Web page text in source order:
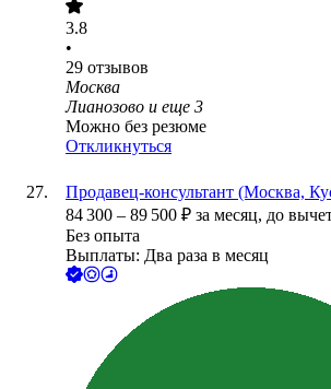
3.8
•
29 отзывов
Москва
Лианозово и еще 3
Можно без резюме
Откликнуться
Продавец-консультант (Москва,
84 300 – 89 500 ₽ за месяц, до
Без опыта
Выплаты: Два раза в месяц